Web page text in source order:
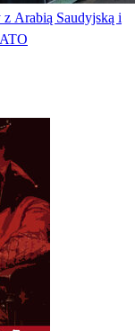
z Arabią Saudyjską i